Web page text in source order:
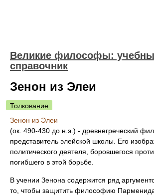
Великие философы:
справочник
Зенон из Элеи
Толкование
Зенон из Элеи
(ок. 490-430 до н.э.) - древнегреческий
представитель элейской школы. Его
политического деятеля, боровшегося
погибшего в этой борьбе.
В учении Зенона содержится ряд
то, чтобы защитить философию